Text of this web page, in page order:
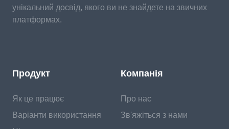
унікальний досвід, якого ви не знайдете на звичних
платформах.
Продукт
Як це працює
Варіанти використання
Компанія
Про нас
Зв'яжіться з нами